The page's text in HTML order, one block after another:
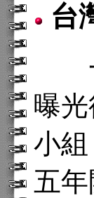
台
一
曝
小
五